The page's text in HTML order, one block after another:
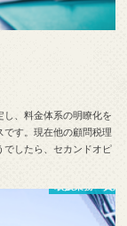
、料金体系の明瞭化を
す。現在他の顧問税理
でしたら、セカンドオピ